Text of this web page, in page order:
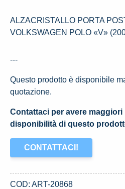
ALZACRISTALLO PORTA
VOLKSWAGEN POLO «V»
---
Questo prodotto è disponibile
quotazione.
Contattaci per avere
disponibilità di questo
CONTATTACI!
COD: ART-20868